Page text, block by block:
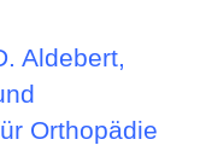
Aldebert,
Orthopädie